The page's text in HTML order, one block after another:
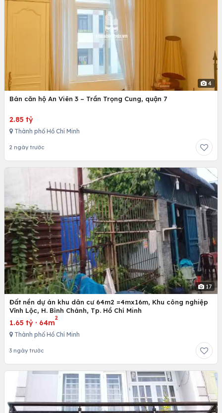
4
Bán căn hộ An Viên 3 – Trần Trọng Cung, quận 7
2.85 tỷ
Thành phố Hồ Chí Minh
2 ngày trước
17
Đất nền dự án khu dân cư 64m2 =4mx16m, Khu công nghiệp
Vĩnh Lộc, H. Bình Chánh, Tp. Hồ Chí Minh
1.65 tỷ · 64m
2
Thành phố Hồ Chí Minh
3 ngày trước